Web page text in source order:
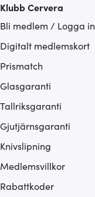
Klubb Cervera
Bli medlem / Logga in
Digitalt medlemskort
Prismatch
Glasgaranti
Tallriksgaranti
Gjutjärnsgaranti
Knivslipning
Medlemsvillkor
Rabattkoder